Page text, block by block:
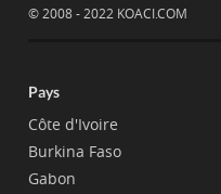
© 2008 - 2022 KOACI.COM
Pays
Côte d'Ivoire
Burkina Faso
Gabon